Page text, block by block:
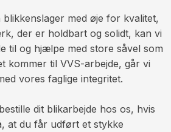
med øje for kvalitet,
der er holdbart og solidt, kan vi
til og hjælpe med store såvel som
kommer til VVS-arbejde, går vi
vores faglige integritet.
dit blikarbejde hos os, hvis
at du får udført et stykke